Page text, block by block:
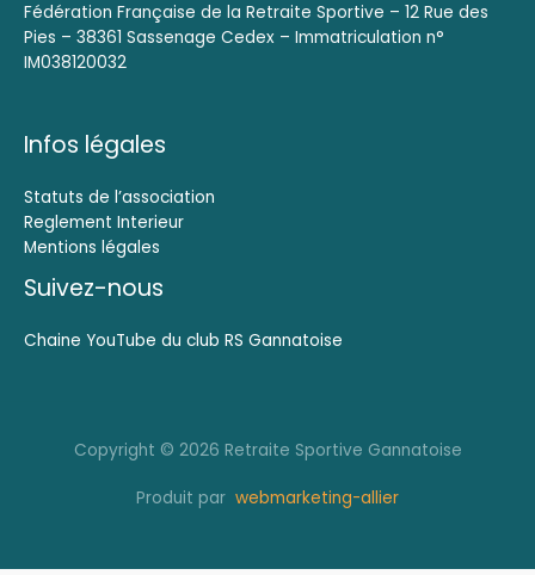
Fédération Française de la Retraite Sportive – 12 Rue des
Pies – 38361 Sassenage Cedex – Immatriculation n°
IM038120032
Infos légales
Statuts de l’association
Reglement Interieur
Mentions légales
Suivez-nous
Chaine YouTube du club RS Gannatoise
Copyright © 2026 Retraite Sportive Gannatoise
Produit par webmarketing-allier